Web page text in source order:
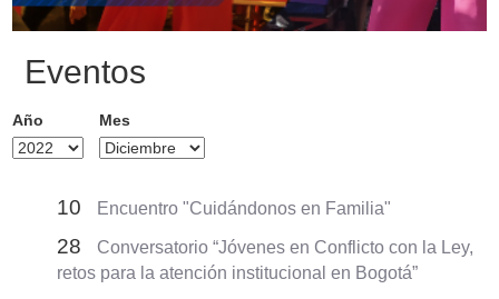
Eventos
Año Mes
10 Encuentro "Cuidándonos en Familia"
28
Conversatorio “Jóvenes en Conflicto con la Ley,
retos para la atención institucional en Bogotá”